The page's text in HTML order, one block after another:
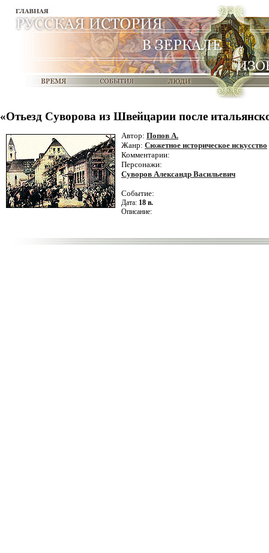
«Отьезд Суворова из Швейцарии после
Автор: Попов А.
Жанр: Сюжетное историческое искусство
Комментарии:
Персонажи:
Суворов Александр Васильевич
Событие:
Дата: 18 в.
Описание: